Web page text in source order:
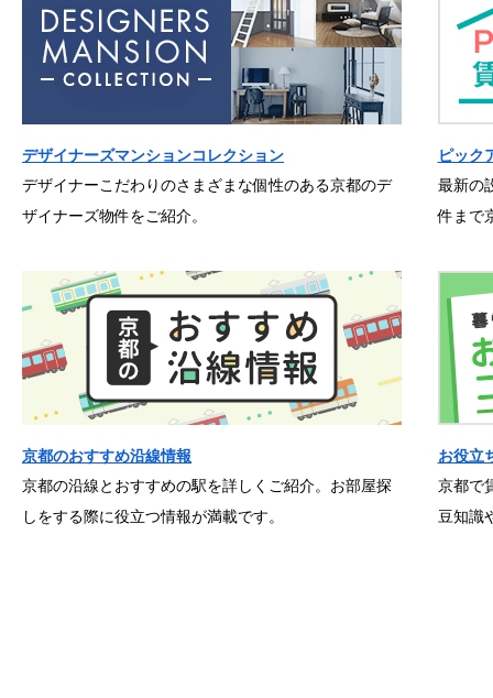
デザイナーズマンションコレクション
デザイナーこだわりのさまざまな個性のある京都のデ
ザイナーズ物件をご紹介。
ピック
最新の
件まで
京都のおすすめ沿線情報
京都の沿線とおすすめの駅を詳しくご紹介。お部屋探
しをする際に役立つ情報が満載です。
お役立
京都で
豆知識